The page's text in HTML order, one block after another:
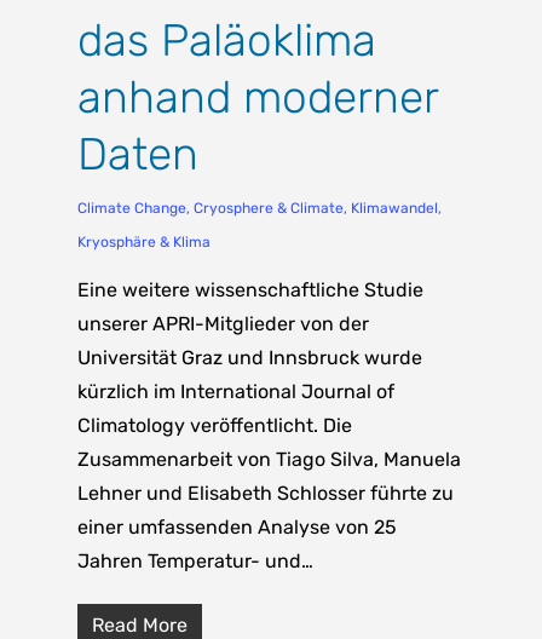
das Paläoklima
anhand moderner
Daten
Climate Change, Cryosphere & Climate, Klimawandel,
Kryosphäre & Klima
Eine weitere wissenschaftliche Studie
unserer APRI-Mitglieder von der
Universität Graz und Innsbruck wurde
kürzlich im International Journal of
Climatology veröffentlicht. Die
Zusammenarbeit von Tiago Silva, Manuela
Lehner und Elisabeth Schlosser führte zu
einer umfassenden Analyse von 25
Jahren Temperatur- und…
Read More